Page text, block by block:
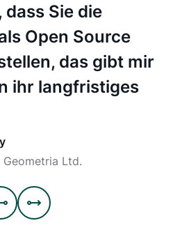
Sie die
Open Source
das gibt mir
ihr langfristiges
Ltd.
